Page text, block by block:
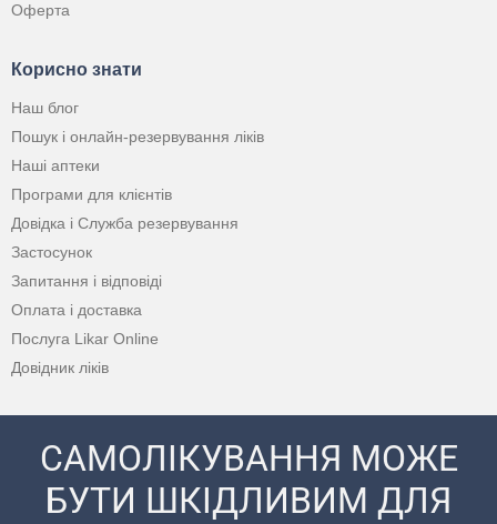
Оферта
Корисно знати
Наш блог
Пошук і онлайн-резервування ліків
Наші аптеки
Програми для клієнтів
Довідка і Служба резервування
Застосунок
Запитання і відповіді
Оплата і доставка
Послуга Likar Online
Довідник ліків
САМОЛІКУВАННЯ МОЖЕ
БУТИ ШКІДЛИВИМ ДЛЯ